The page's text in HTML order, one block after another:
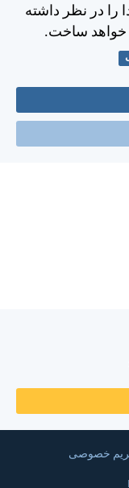
را در نظر داشته
خواهد ساخت.
خصوصی